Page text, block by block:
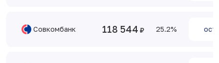
Совкомбанк 118 544 25.2